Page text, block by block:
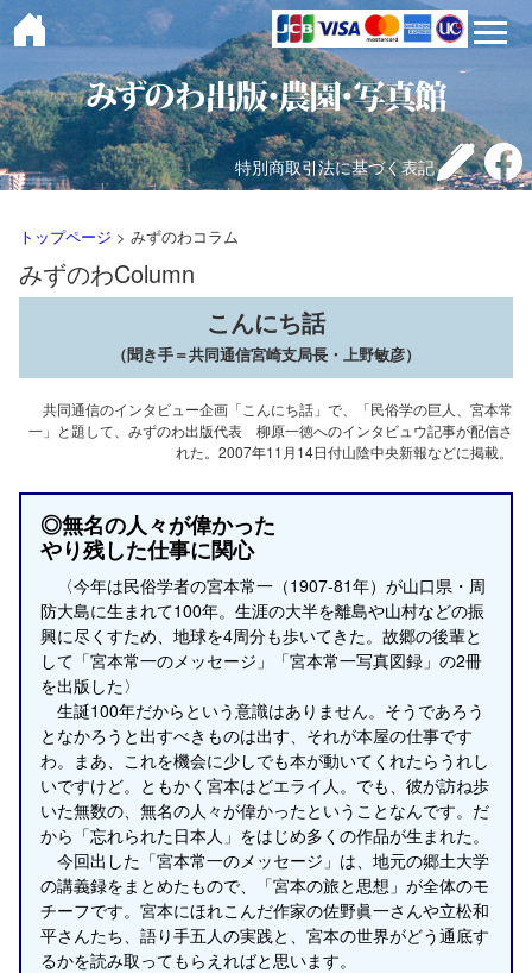
toggle
特別商取引法に基づく表記
トップページ > みずのわコラム
みずのわColumn
こんにち話
（聞き手＝共同通信宮崎支局長・上野敏彦）
共同通信のインタビュー企画「こんにち話」で、「民俗学の巨人、宮本常
一」と題して、みずのわ出版代表 柳原一徳へのインタビュウ記事が配信さ
れた。2007年11月14日付山陰中央新報などに掲載。
◎無名の人々が偉かった
やり残した仕事に関心
〈今年は民俗学者の宮本常一（1907-81年）が山口県・周
防大島に生まれて100年。生涯の大半を離島や山村などの振
興に尽くすため、地球を4周分も歩いてきた。故郷の後輩と
して「宮本常一のメッセージ」「宮本常一写真図録」の2冊
を出版した〉
生誕100年だからという意識はありません。そうであろう
となかろうと出すべきものは出す、それが本屋の仕事です
わ。まあ、これを機会に少しでも本が動いてくれたらうれし
いですけど。ともかく宮本はどエライ人。でも、彼が訪ね歩
いた無数の、無名の人々が偉かったということなんです。だ
から「忘れられた日本人」をはじめ多くの作品が生まれた。
今回出した「宮本常一のメッセージ」は、地元の郷土大学
の講義録をまとめたもので、「宮本の旅と思想」が全体のモ
チーフです。宮本にほれこんだ作家の佐野眞一さんや立松和
平さんたち、語り手五人の実践と、宮本の世界がどう通底す
るかを読み取ってもらえればと思います。